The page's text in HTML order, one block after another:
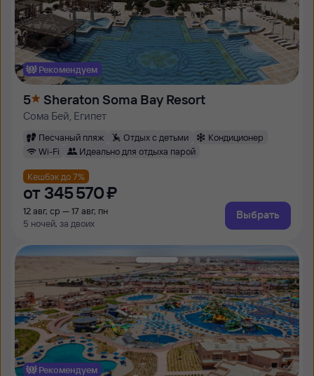
Рекомендуем
5 Sheraton Soma Bay Resort
Сома Бей, Египет
Песчаный пляж Отдых с детьми
Кондиционер
Wi-Fi
Идеально для отдыха парой
Кешбэк до 7%
от 345 ⁠570 ⁠₽
12 авг, ср — 17 авг, пн
5 ночей, за двоих
Выбрать
Рекомендуем